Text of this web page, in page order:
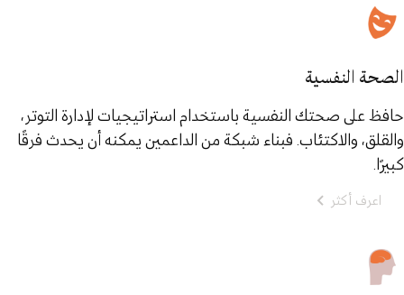
الصحة النفسية
حافظ على صحتك النفسية باستخدام استراتيجيات لإدارة التوتر،
والقلق، والاكتئاب. فبناء شبكة من الداعمين يمكنه أن يحدث فرقًا
كبيرًا.
اعرف أكثر